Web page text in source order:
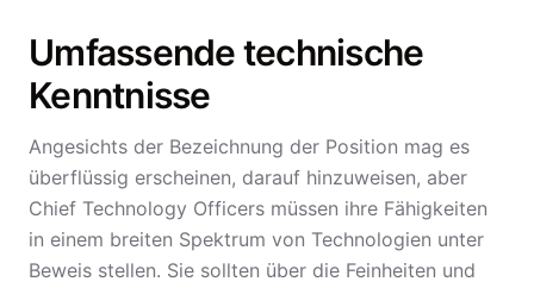
Umfassende technische
Kenntnisse
Angesichts der Bezeichnung der Position mag es
überflüssig erscheinen, darauf hinzuweisen, aber
Chief Technology Officers müssen ihre Fähigkeiten
in einem breiten Spektrum von Technologien unter
Beweis stellen. Sie sollten über die Feinheiten und